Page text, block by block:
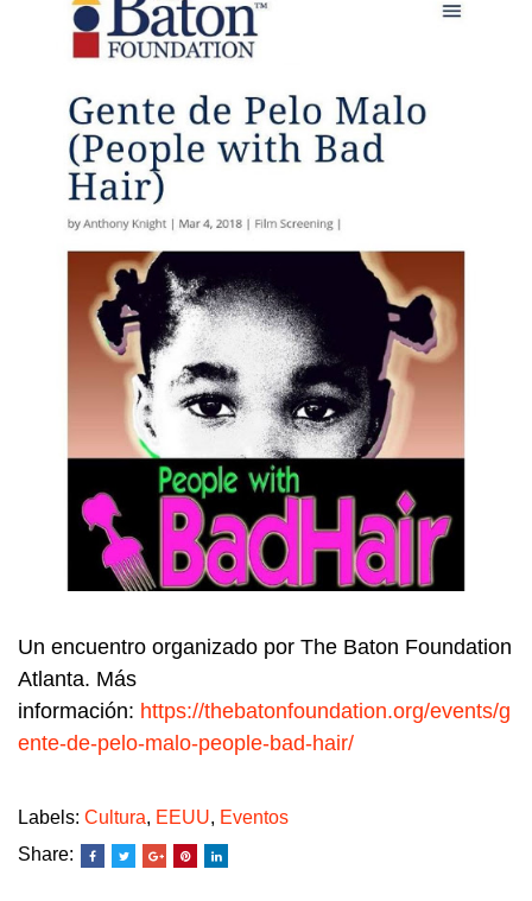
Un encuentro organizado por The Baton Foundation
Atlanta. Más
información: https://thebatonfoundation.org/events/g
ente-de-pelo-malo-people-bad-hair/
Labels: Cultura, EEUU, Eventos
Share: